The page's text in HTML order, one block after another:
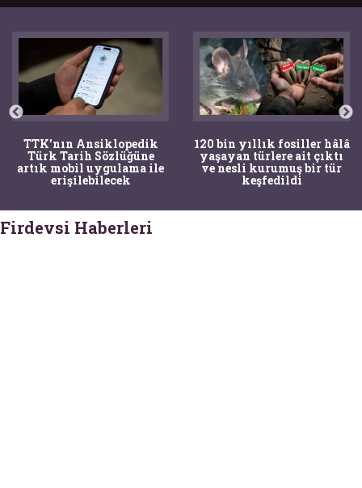
TTK'nın Ansiklopedik
Türk Tarih Sözlüğüne
artık mobil uygulama ile
erişilebilecek
120 bin yıllık fosiller hâlâ
yaşayan türlere ait çıktı
ve nesli kurumuş bir tür
keşfedildi
Firdevsi Haberleri